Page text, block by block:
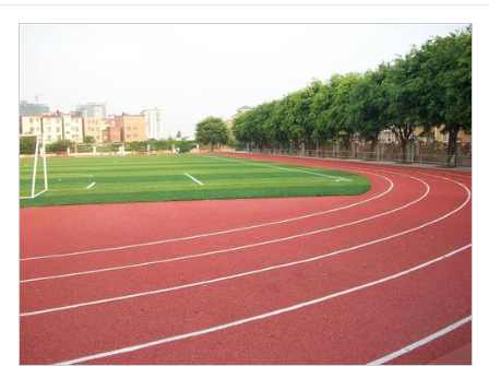
性丙烯酸）涂料等。武汉丙烯酸球场适用于各种气候环
境，耐紫外线照射，颜色持久不褪，色泽纯正；使用寿
命长，性价比高，所以一直以来深受广大用户的青睐，
那么武汉丙烯酸球场的施工天气要求有哪些？ 1.天气温
度:0度以下天气，禁止施工，防止丙烯酸材料冻结；2.
湿度:当空气相对湿度大于85%时，不宜施工；3、天
气：阴雨雪天不能施工；4、丙烯酸球场施工大气湿度
低于10%或高于35%时，不能施工；5.大风天气，为避
免涂层固化前杂物吹入现场，不能施工；6.下一层涂层
的施工只有在每层涂层内外完全成膜干燥后才能进行。
武汉速跑科技塑胶跑道厂家是集武汉塑胶跑道,武汉人造
草坪,武汉环氧地坪,硅pu球场,丙烯酸球场,武汉EPDM颗
粒等产品生产研发于一体的公司,公司生产的武汉塑胶跑